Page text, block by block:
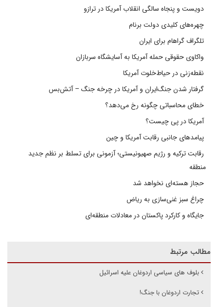
دویست و پنجاه سالگی انقلاب آمریکا در ترازو
چهره‌های کلیدی دولت برنام
تلگراف گراهام برای ایران
واکاوی حقوقی حمله آمریکا به آسایشگاه سربازان
نقطه‌زنی در حیاط‌خلوت آمریکا
گرفتار شدن جنگ‌ایران و آمریکا در چرخه جنگ – آتش‌بس
خطای محاسباتی چگونه رخ می‌دهد؟
آمریکا در پی چیست؟
پیامدهای جانبی رقابت آمریکا و چین
رقابت ترکیه و رژیم صهیونیستی؛ آزمونی برای تسلط بر نظم جدید
منطقه
حجاز هسته‌ای نخواهد شد
چراغ سبز غنی‌سازی به ریاض
جایگاه و کارکرد پاکستان در معادلات منطقه‌ای
مطالب مرتبط
بلوف های سیاسی اردوغان علیه اسرائیل
تجارت اردوغان با جنگ!